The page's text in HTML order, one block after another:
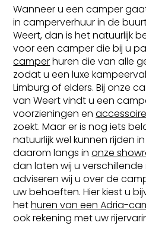
Wanneer u een camper
in camperverhuur in de
Weert, dan is het natuurlijk
voor een camper die bij u
camperhuren die van alle
zodat u een luxe
Limburg of elders. Bij onze
van Weert vindt u een
voorzieningen en
zoekt. Maar er is nog iets
natuurlijk wel kunnen rijden
daarom langs inonze
dan laten wij u
adviseren wij u over de
uw behoeften. Hier kiest u
hethuren van een Adria-
ook rekening met uw